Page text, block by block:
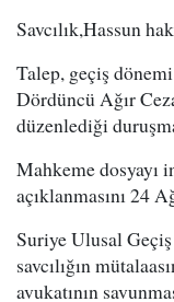
Savcılık,Hassun
Talep, geçiş
Dördüncü Ağır
düzenlediği
Mahkeme dosyayı
açıklanmasını 24
Suriye Ulusal
savcılığın
avukatının